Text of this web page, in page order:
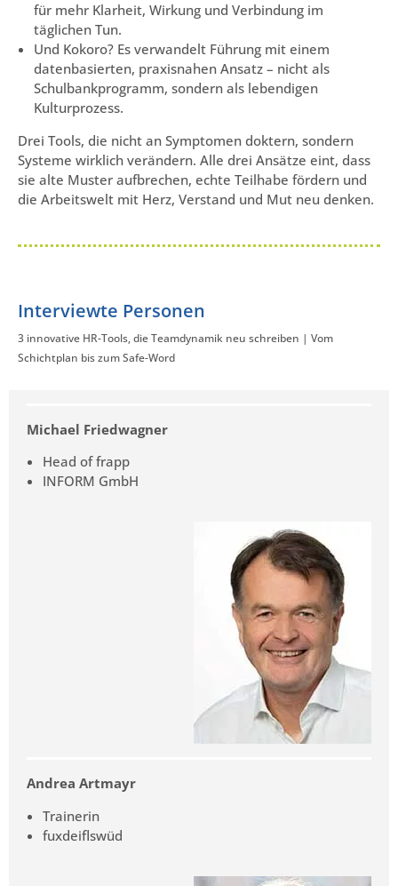
für mehr Klarheit, Wirkung und Verbindung im
täglichen Tun.
Und Kokoro? Es verwandelt Führung mit einem
datenbasierten, praxisnahen Ansatz – nicht als
Schulbankprogramm, sondern als lebendigen
Kulturprozess.
Drei Tools, die nicht an Symptomen doktern, sondern
Systeme wirklich verändern. Alle drei Ansätze eint, dass
sie alte Muster aufbrechen, echte Teilhabe fördern und
die Arbeitswelt mit Herz, Verstand und Mut neu denken.
Interviewte Personen
3 innovative HR-Tools, die Teamdynamik neu schreiben | Vom
Schichtplan bis zum Safe-Word
Michael Friedwagner
Head of frapp
INFORM GmbH
Andrea Artmayr
Trainerin
fuxdeiflswüd